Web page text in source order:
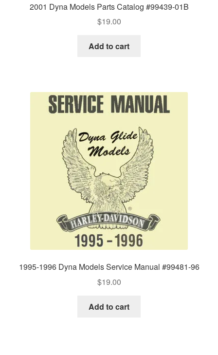
2001 Dyna Models Parts Catalog #99439-01B
$19.00
Add to cart
1995-1996 Dyna Models Service Manual #99481-96
$19.00
Add to cart